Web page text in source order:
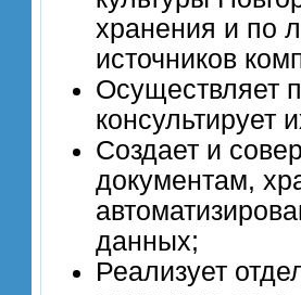
хранения и по
источников
Осуществляет
консультирует
Создает и
документам,
данных;
Реализует